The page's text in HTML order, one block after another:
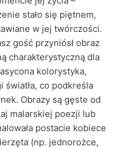
stało się piętnem,
w jej twórczości.
gość przyniósł obraz
charakterystyczną dla
kolorystyka,
światła, co podkreśla
Obrazy są gęste od
malarskiej poezji lub
postacie kobiece
(np. jednorożce,